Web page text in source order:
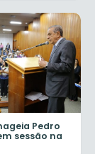
Pedro
sessão na